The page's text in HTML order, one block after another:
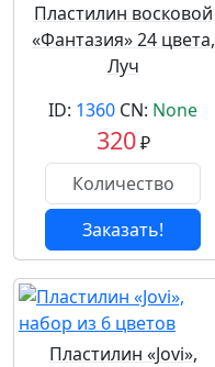
Пластилин восковой
«Фантазия» 24 цвета,
Луч
ID: 1360 CN: None
320₽
Заказать!
Пластилин «Jovi»,